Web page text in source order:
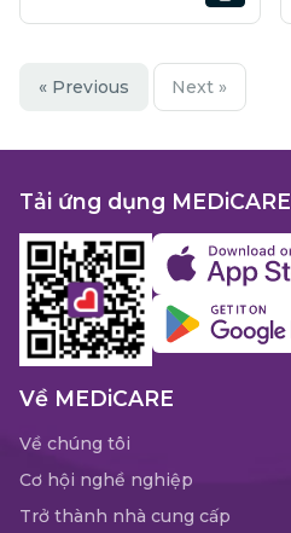
« Previous Next »
Tải ứng dụng MEDiCARE
Về MEDiCARE
Về chúng tôi
Cơ hội nghề nghiệp
Trở thành nhà cung cấp